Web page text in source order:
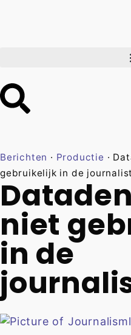
Berichten · Productie ·
gebruikelijk in de
niet
in de